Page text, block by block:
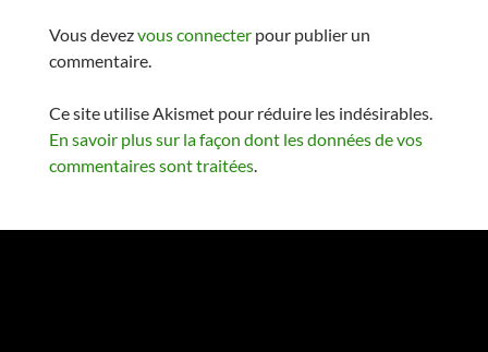
Vous devezvous connecterpour publier un
commentaire.
Ce site utilise Akismet pour réduire les indésirables.
En savoir plus sur la façon dont les données de vos
commentaires sont traitées.